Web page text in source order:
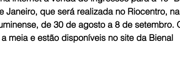
Janeiro, que será realizada no Riocentro,
de 30 de agosto a 8 de setembro.
meia e estão disponíveis no site da Bienal